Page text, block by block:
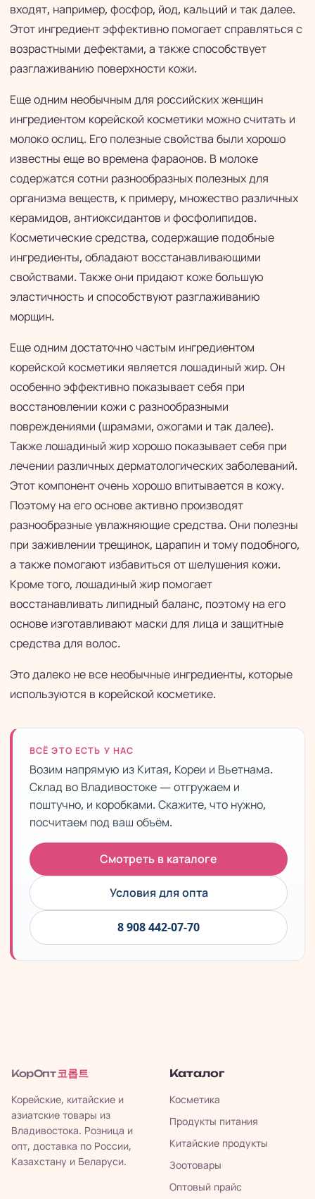
входят, например, фосфор, йод, кальций и так далее.
Этот ингредиент эффективно помогает справляться с
возрастными дефектами, а также способствует
разглаживанию поверхности кожи.
Еще одним необычным для российских женщин
ингредиентом корейской косметики можно считать и
молоко ослиц. Его полезные свойства были хорошо
известны еще во времена фараонов. В молоке
содержатся сотни разнообразных полезных для
организма веществ, к примеру, множество различных
керамидов, антиоксидантов и фосфолипидов.
Косметические средства, содержащие подобные
ингредиенты, обладают восстанавливающими
свойствами. Также они придают коже большую
эластичность и способствуют разглаживанию
морщин.
Еще одним достаточно частым ингредиентом
корейской косметики является лошадиный жир. Он
особенно эффективно показывает себя при
восстановлении кожи с разнообразными
повреждениями (шрамами, ожогами и так далее).
Также лошадиный жир хорошо показывает себя при
лечении различных дерматологических заболеваний.
Этот компонент очень хорошо впитывается в кожу.
Поэтому на его основе активно производят
разнообразные увлажняющие средства. Они полезны
при заживлении трещинок, царапин и тому подобного,
а также помогают избавиться от шелушения кожи.
Кроме того, лошадиный жир помогает
восстанавливать липидный баланс, поэтому на его
основе изготавливают маски для лица и защитные
средства для волос.
Это далеко не все необычные ингредиенты, которые
используются в корейской косметике.
ВСЁ ЭТО ЕСТЬ У НАС
Возим напрямую из Китая, Кореи и Вьетнама.
Склад во Владивостоке — отгружаем и
поштучно, и коробками. Скажите, что нужно,
посчитаем под ваш объём.
Смотреть в каталоге
Условия для опта
8 908 442-07-70
КорОпт 코롭트
Корейские, китайские и
азиатские товары из
Владивостока. Розница и
опт, доставка по России,
Казахстану и Беларуси.
Каталог
Косметика
Продукты питания
Китайские продукты
Зоотовары
Оптовый прайс